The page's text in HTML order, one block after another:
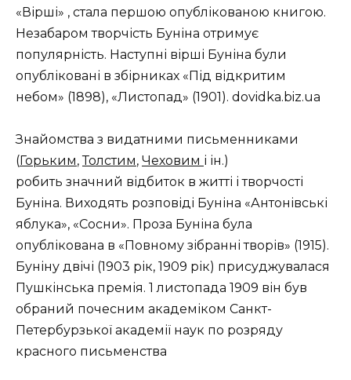
«Вірші» , стала першою опублікованою книгою.
Незабаром творчість Буніна отримує
популярність. Наступні вірші Буніна були
опубліковані в збірниках «Під відкритим
небом» (1898), «Листопад» (1901). dovidka.biz.ua
Знайомства з видатними письменниками
(Горьким,Толстим, Чеховим і ін.)
робить значний відбиток в житті і творчості
Буніна. Виходять розповіді Буніна «Антонівські
яблука», «Сосни». Проза Буніна була
опублікована в «Повному зібранні творів» (1915).
Буніну двічі (1903 рік, 1909 рік) присуджувалася
Пушкінська премія. 1 листопада 1909 він був
обраний почесним академіком Санкт-
Петербурзької академії наук по розряду
красного письменства